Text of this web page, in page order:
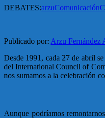
DEBATES:arzuComunicación
Publicado por: Arzu Fernández
Desde 1991, cada 27 de abril
del International Council of
nos sumamos a la celebración
Aunque podríamos